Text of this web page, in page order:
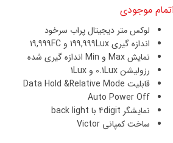
موجودی
لوکس متر دیجیتال پراب سرخود
اندازه گیری 199
,999Lux و 19,999FC
نمایش Max و Min اندازه گیری شده
رزولیشن 0.1Lux و 1Lux
قابلیت Data Hold &Relative Mode
Auto Power Off
نمایشگر 4digit با back light
ساخت کمپانی Victor